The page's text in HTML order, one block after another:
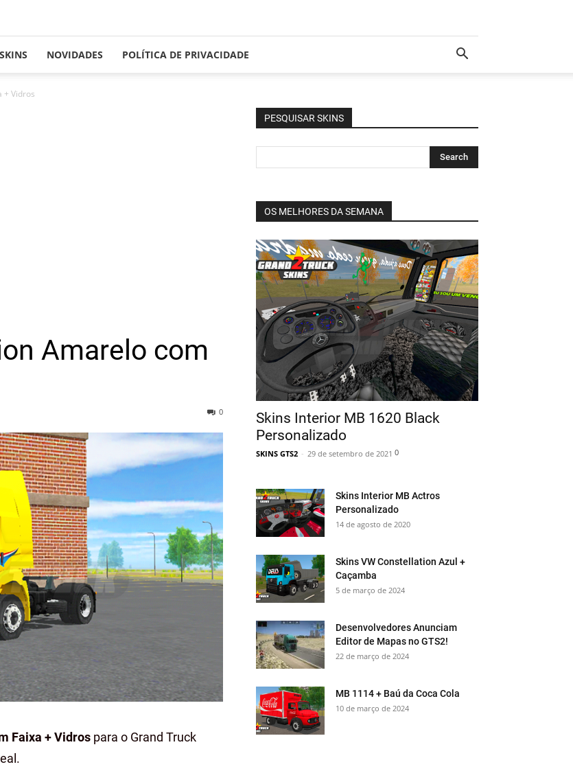
SKINS NOVIDADES POLÍTICA DE PRIVACIDADE
+ Vidros
Amarelo com
0
Faixa + Vidros para o Grand Truck
PESQUISAR SKINS
OS MELHORES DA SEMANA
Skins Interior MB 1620 Black
Personalizado
SKINS GTS2 - 29 de setembro de 2021 0
Skins Interior MB Actros
Personalizado
14 de agosto de 2020
Skins VW Constellation Azul +
Caçamba
5 de março de 2024
Desenvolvedores Anunciam
Editor de Mapas no GTS2!
22 de março de 2024
MB 1114 + Baú da Coca Cola
10 de março de 2024